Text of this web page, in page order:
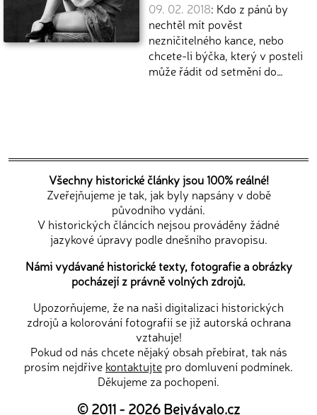
09. 02. 2018: Kdo z pánů by
nechtěl mít pověst
nezničitelného kance, nebo
chcete-li býčka, který v posteli
může řádit od setmění do…
Všechny historické články jsou 100% reálné!
Zveřejňujeme je tak, jak byly napsány v době
původního vydání.
V historických článcích nejsou prováděny žádné
jazykové úpravy podle dnešního pravopisu.
Námi vydávané historické texty, fotografie a obrázky
pocházejí z právně volných zdrojů.
Upozorňujeme, že na naši digitalizaci historických
zdrojů a kolorování fotografií se již autorská ochrana
vztahuje!
Pokud od nás chcete nějaký obsah přebírat, tak nás
prosím nejdříve kontaktujte pro domluvení podmínek.
Děkujeme za pochopení.
© 2011 - 2026Bejvávalo.cz